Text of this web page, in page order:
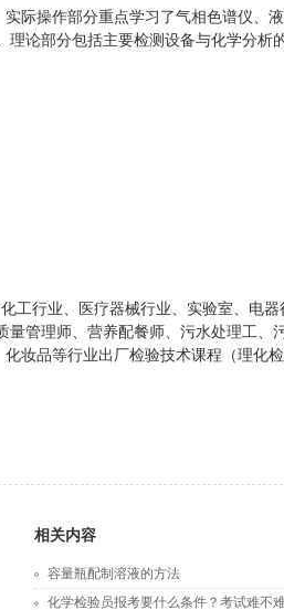
际操作部分重点学习了气相色谱仪、
论部分包括主要检测设备与化学分析
工行业、医疗器械行业、实验室、电器
量管理师、营养配餐师、污水处理工、
化妆品等行业出厂检验技术课程 （理化
相关内容
容量瓶配制溶液的方法
化学检验员报考要什么条件？考试难不